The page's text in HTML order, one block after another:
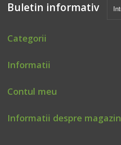
Buletin informativ
Categorii
Informatii
Contul meu
Informatii despre magazin